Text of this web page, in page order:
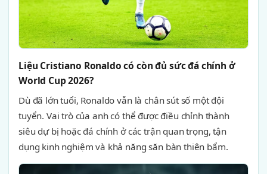
Liệu Cristiano Ronaldo có còn đủ sức đá chính ở
World Cup 2026?
Dù đã lớn tuổi, Ronaldo vẫn là chân sút số một đội
tuyển. Vai trò của anh có thể được điều chỉnh thành
siêu dự bị hoặc đá chính ở các trận quan trọng, tận
dụng kinh nghiệm và khả năng săn bàn thiên bẩm.